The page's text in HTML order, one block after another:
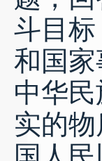
斗目
和国
中华
实的